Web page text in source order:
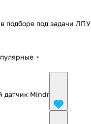
подборе под задачи ЛПУ
датчик Mindray